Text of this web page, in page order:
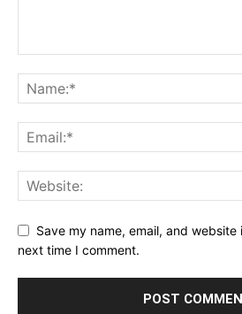
Save my name, email, and
next time I comment.